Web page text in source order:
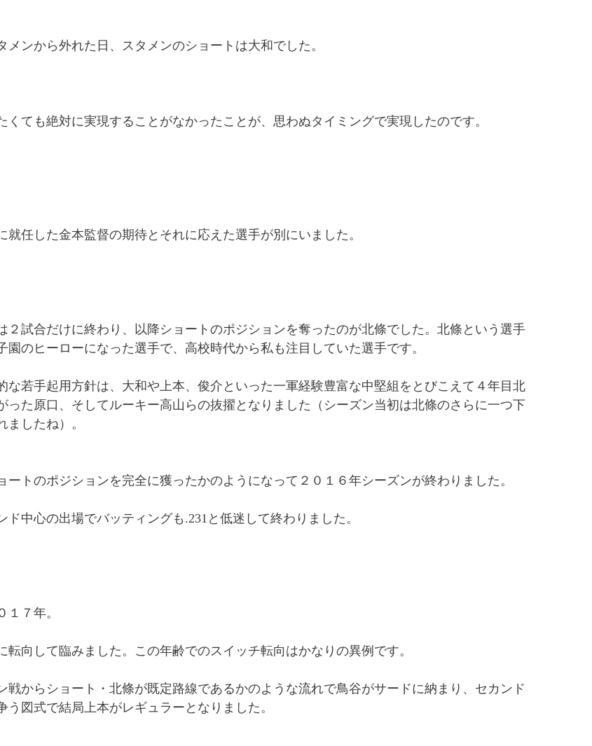
メンから外れた日、スタメンのショートは大和でした。
くても絶対に実現することがなかったことが、思わぬタイミングで実現したのです。
就任した金本監督の期待とそれに応えた選手が別にいました。
２試合だけに終わり、以降ショートのポジションを奪ったのが北條でした。北條という選手
園のヒーローになった選手で、高校時代から私も注目していた選手です。
な若手起用方針は、大和や上本、俊介といった一軍経験豊富な中堅組をとびこえて４年目北
った原口、そしてルーキー高山らの抜擢となりました（シーズン当初は北條のさらに一つ下
ましたね）。
ートのポジションを完全に獲ったかのようになって２０１６年シーズンが終わりました。
ド中心の出場でバッティングも.231と低迷して終わりました。
１７年。
転向して臨みました。この年齢でのスイッチ転向はかなりの異例です。
戦からショート・北條が既定路線であるかのような流れで鳥谷がサードに納まり、セカンド
う図式で結局上本がレギュラーとなりました。